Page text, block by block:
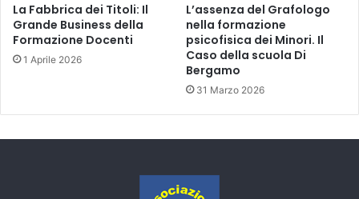
La Fabbrica dei Titoli: Il
Grande Business della
Formazione Docenti
1 Aprile 2026
L’assenza del Grafologo
nella formazione
psicofisica dei Minori. Il
Caso della scuola Di
Bergamo
31 Marzo 2026